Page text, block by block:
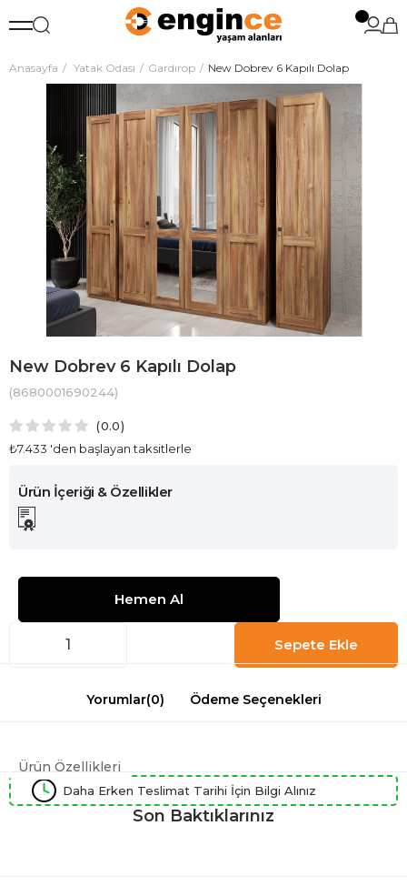
Anasayfa Yatak Odası Gardırop New Dobrev 6 Kapılı Dolap
New Dobrev 6 Kapılı Dolap
(8680001690244)
0.0
₺7.433 'den başlayan taksitlerle
Yorumlar(0) Ödeme Seçenekleri
Ürün Özellikleri
Daha Erken Teslimat Tarihi İçin Bilgi Alınız
Son Baktıklarınız